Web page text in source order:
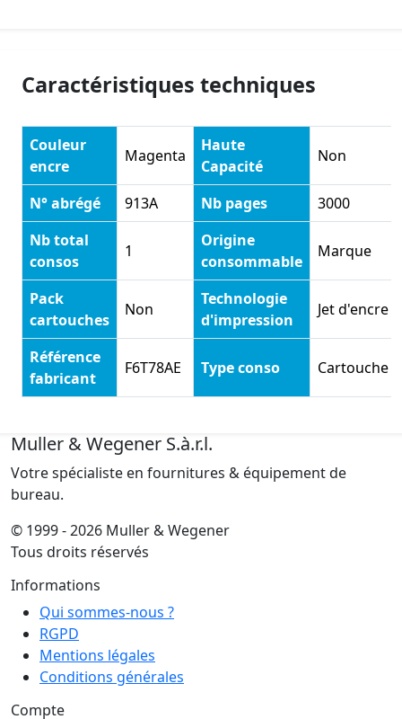
Caractéristiques techniques
Couleur
encre
Magenta
Haute
Capacité
Non
N° abrégé 913A Nb pages
3000
Nb total
consos
1
Origine
consommable
Marque
Pack
cartouches
Non
Technologie
d'impression
Jet d'encre
Référence
fabricant
F6T78AE Type conso Cartouche
Muller & Wegener S.à.r.l.
Votre spécialiste en fournitures & équipement de
bureau.
© 1999 - 2026 Muller & Wegener
Tous droits réservés
Informations
Qui sommes-nous ?
RGPD
Mentions légales
Conditions générales
Compte